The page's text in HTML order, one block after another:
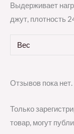
Выдерживает
джут, плотность
Вес
Отзывов пока нет.
Только
товар, могут